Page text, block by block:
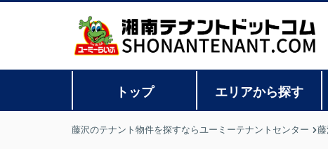
トップ エリアから探す
藤沢のテナント物件を探すならユーミーテナントセンター